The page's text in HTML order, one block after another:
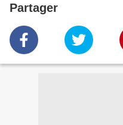
Partager